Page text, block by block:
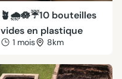
🪴🌧🪷☔️10 bouteilles
vides en plastique
1 mois 8km